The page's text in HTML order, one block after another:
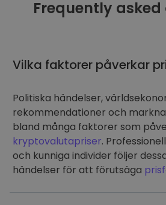
Frequently
Vilka faktorer påverkar
Politiska händelser,
rekommendationer och
bland många faktorer som
kryptovalutapriser.
och kunniga individer följer
händelser för att förutsäga